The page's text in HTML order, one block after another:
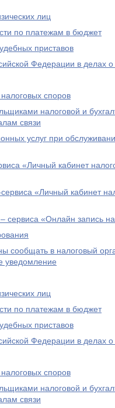
лиц
по платежам в бюджет
приставов
Федерации в делах о
споров
налоговой и
связи
услуг при
«Личный кабинет
«Личный кабинет
сервиса «Онлайн запись
сообщать в налоговый
уведомление
лиц
по платежам в бюджет
приставов
Федерации в делах о
споров
налоговой и
связи